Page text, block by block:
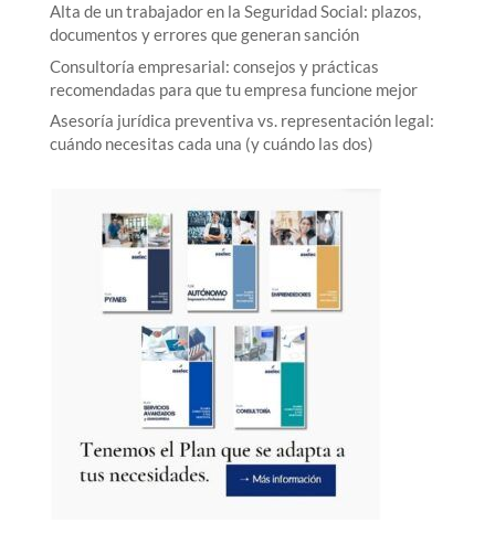
Alta de un trabajador en la Seguridad Social: plazos,
documentos y errores que generan sanción
Consultoría empresarial: consejos y prácticas
recomendadas para que tu empresa funcione mejor
Asesoría jurídica preventiva vs. representación legal:
cuándo necesitas cada una (y cuándo las dos)